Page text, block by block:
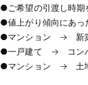
●ご希望の引渡し時期
●値上がり傾向にあっ
●マンション → 新築
●一戸建て → コンパ
●マンション → 土地